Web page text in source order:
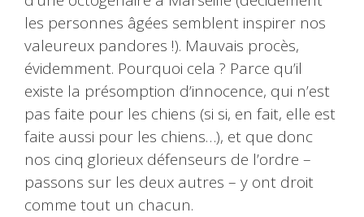
les personnes âgées semblent inspirer nos
valeureux pandores !). Mauvais procès,
évidemment. Pourquoi cela ? Parce qu’il
existe la présomption d’innocence, qui n’est
pas faite pour les chiens (si si, en fait, elle est
faite aussi pour les chiens…), et que donc
nos cinq glorieux défenseurs de l’ordre –
passons sur les deux autres – y ont droit
comme tout un chacun.